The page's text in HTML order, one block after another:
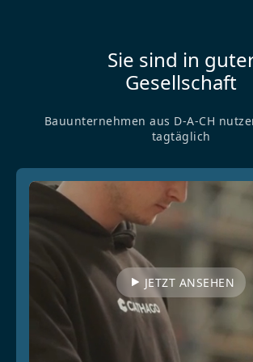
Sie sind in
Gesellschaft
Bauunternehmen aus D-A-CH
tagtäglich
JETZT ANSEHEN